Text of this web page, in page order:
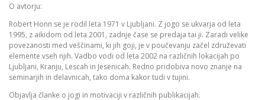
O avtorju:
Robert Honn se je rodil leta 1971 v Ljubljani. Z jogo se ukvarja od leta
1995, z aikidom od leta 2001, zadnje čase se predaja tai ji. Zaradi velike
povezanosti med veščinami, ki jih goji, je v poučevanju začel združevati
elemente vseh njih. Vadbo vodi od leta 2002 na različnih lokacijah po
Ljubljani, Kranju, Lescah in Jesenicah. Redno pridobiva novo znanje na
seminarjih in delavnicah, tako doma kakor tudi v tujini.
Objavlja članke o jogi in motivaciji v različnih publikacijah.